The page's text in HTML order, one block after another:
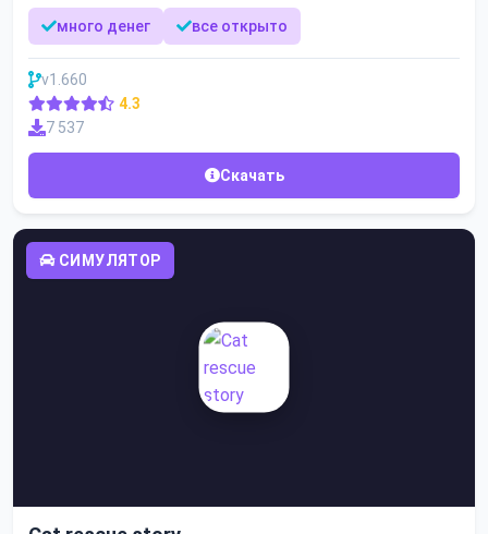
много денег все открыто
v1.660
4.3
7 537
Скачать
СИМУЛЯТОР